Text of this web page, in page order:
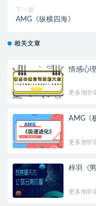
下一篇
AMG《纵横四海》
相关文章
情感心
更多泡学
AMG《
更多泡学
梓羽《
更多泡学